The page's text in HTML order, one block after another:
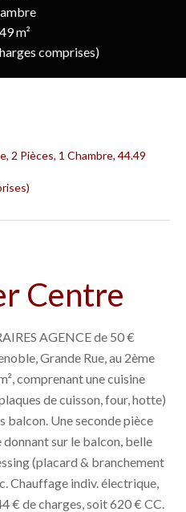
m²
comprises)
2 Pièces, 1 Chambre, 44.49
Centre
AGENCE de 50 €
Grande Rue, au 2ème
comprenant une cuisine
de cuisson, four, hotte)
balcon. Une seconde pièce
sur le balcon, belle
(placard & branchement
Chauffage indiv. électrique,
€ de charges, soit 620 € CC.